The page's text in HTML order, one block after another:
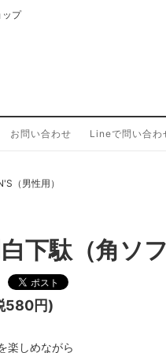
ップ
お問い合わせ Lineで問い合わ
（男性用）
下駄（角ソフ
580円)
楽しめながら